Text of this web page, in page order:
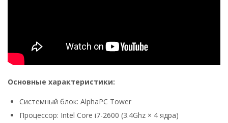
Основные характеристики:
Системный блок: AlphaPC Tower
Процессор: Intel Core i7-2600 (3.4Ghz × 4 ядра)